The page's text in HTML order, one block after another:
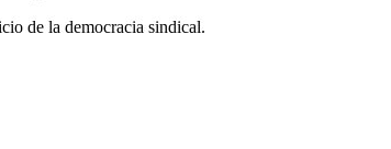
de la democracia sindical.